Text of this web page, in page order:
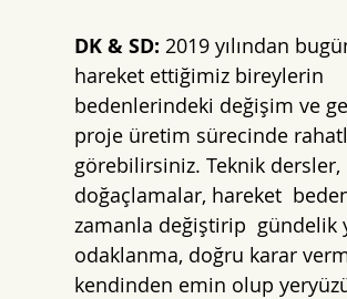
DK & SD: 2019 yılından
hareket ettiğimiz bireylerin
bedenlerindeki değişim ve
proje üretim sürecinde
görebilirsiniz. Teknik dersler,
doğaçlamalar, hareket
zamanla değiştirip  gündelik
odaklanma, doğru karar
kendinden emin olup